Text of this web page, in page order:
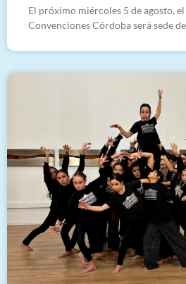
El próximo miércoles 5 de agosto,
Convenciones Córdoba será sede